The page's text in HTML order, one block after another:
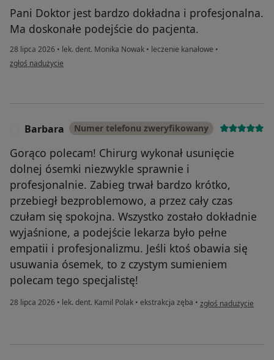
Pani Doktor jest bardzo dokładna i profesjonalna.
Ma doskonałe podejście do pacjenta.
28 lipca 2026 • lek. dent. Monika Nowak • leczenie kanałowe •
w opinii użytkownika Anna
zgłoś nadużycie
Barbara Numer telefonu zweryfikowany
Gorąco polecam! Chirurg wykonał usunięcie
dolnej ósemki niezwykle sprawnie i
profesjonalnie. Zabieg trwał bardzo krótko,
przebiegł bezproblemowo, a przez cały czas
czułam się spokojna. Wszystko zostało dokładnie
wyjaśnione, a podejście lekarza było pełne
empatii i profesjonalizmu. Jeśli ktoś obawia się
usuwania ósemek, to z czystym sumieniem
polecam tego specjalistę!
28 lipca 2026 • lek. dent. Kamil Polak • ekstrakcja zęba • w opinii użytkownika
zgłoś nadużycie